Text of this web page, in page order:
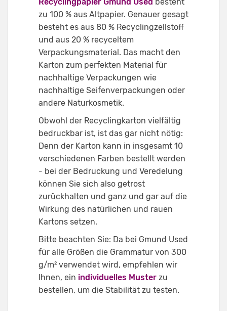
zu 100 % aus Altpapier. Genauer gesagt
besteht es aus 80 % Recyclingzellstoff
und aus 20 % recyceltem
Verpackungsmaterial. Das macht den
Karton zum perfekten Material für
nachhaltige Verpackungen wie
nachhaltige Seifenverpackungen oder
andere Naturkosmetik.
Obwohl der Recyclingkarton vielfältig
bedruckbar ist, ist das gar nicht nötig:
Denn der Karton kann in insgesamt 10
verschiedenen Farben bestellt werden
- bei der Bedruckung und Veredelung
können Sie sich also getrost
zurückhalten und ganz und gar auf die
Wirkung des natürlichen und rauen
Kartons setzen.
Bitte beachten Sie: Da bei Gmund Used
für alle Größen die Grammatur von 300
g/m² verwendet wird, empfehlen wir
Ihnen, ein individuelles Muster zu
bestellen, um die Stabilität zu testen.